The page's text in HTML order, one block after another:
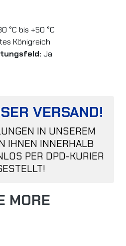
°C bis +50 °C
Königreich
Ja
VERSAND!
IN UNSEREM
IHNEN INNERHALB
PER DPD-KURIER
MORE